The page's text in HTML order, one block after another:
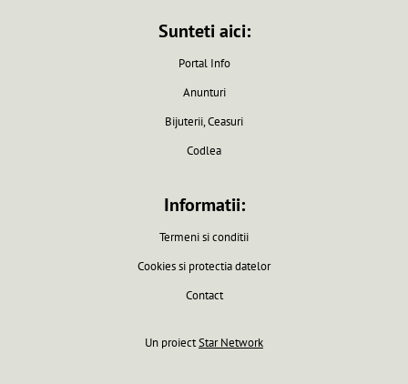
Sunteti aici:
Portal Info
Anunturi
Bijuterii, Ceasuri
Codlea
Informatii:
Termeni si conditii
Cookies si protectia datelor
Contact
Un proiectStar Network